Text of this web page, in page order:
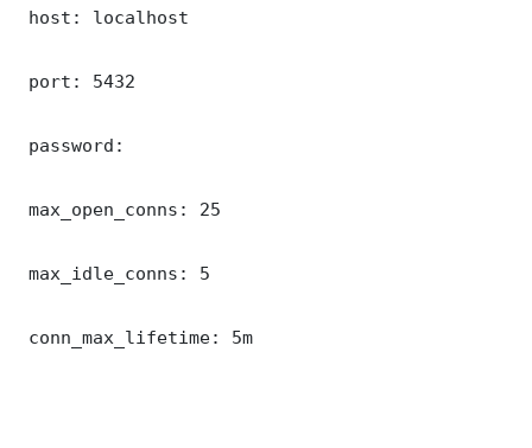
host: localhost
port: 5432
password:
max_open_conns: 25
max_idle_conns: 5
conn_max_lifetime: 5m